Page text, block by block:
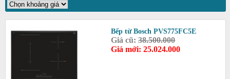
Bếp từ Bosch PVS775FC5E
Giá cũ:38.500.000
Giá mới: 25.024.000